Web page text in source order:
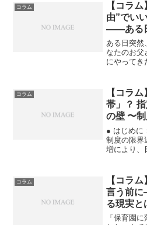
コラム
【コラ
由”でい
――ある
同居、追
ともでき
ある日突然
なたのお父
にやって
行く自由
拒否権のな
コラム
【コラ
帯」？
の壁 〜
● はじめに
制度の限界
増により、
会社や国
によれば、
コラム
【コラ
言う前に
る現実と
「保育園